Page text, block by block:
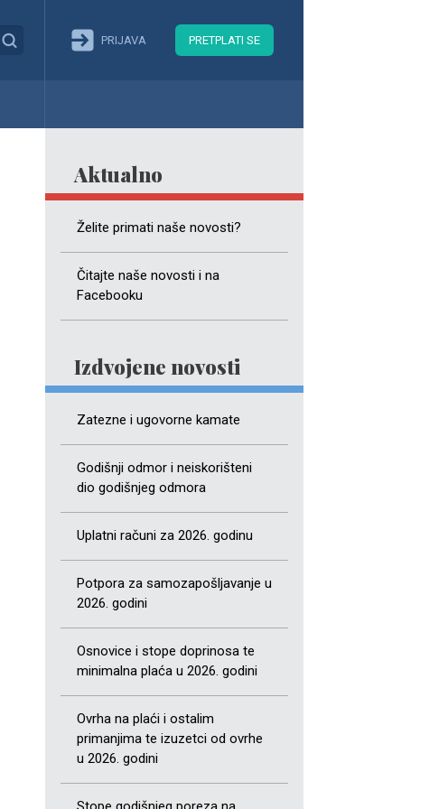
PRIJAVA PRETPLATI SE
Aktualno
Želite primati naše novosti?
Čitajte naše novosti i na
Facebooku
Izdvojene novosti
Zatezne i ugovorne kamate
Godišnji odmor i neiskorišteni
dio godišnjeg odmora
Uplatni računi za 2026. godinu
Potpora za samozapošljavanje u
2026. godini
Osnovice i stope doprinosa te
minimalna plaća u 2026. godini
Ovrha na plaći i ostalim
primanjima te izuzetci od ovrhe
u 2026. godini